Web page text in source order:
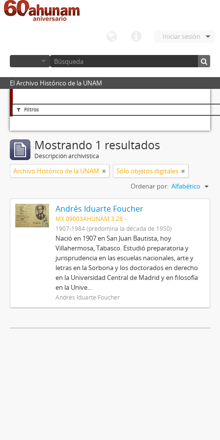
Iniciar sesión
El Archivo Histórico de la UNAM
Filtros
Mostrando 1 resultados
Descripción archivística
Archivo Histórico de la UNAM
Sólo objetos digitales
Ordenar por: Alfabético
Andrés Iduarte Foucher
MX 09003AHUNAM 3.28
1907-1984 (predomina la década de 1950)
Nació en 1907 en San Juan Bautista, hoy
Villahermosa, Tabasco. Estudió preparatoria y
jurisprudencia en las escuelas nacionales, arte y
letras en la Sorbona y los doctorados en derecho
en la Universidad Central de Madrid y en filosofía
en la Unive...
Andrés Iduarte Foucher